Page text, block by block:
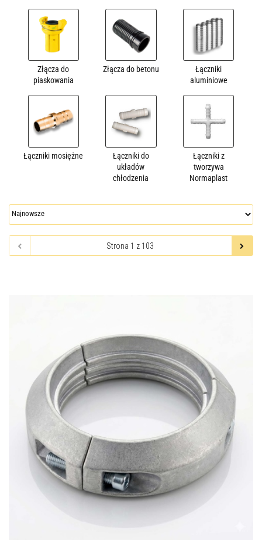
Złącza do
piaskowania
Złącza do betonu
Łączniki
aluminiowe
Łączniki mosiężne
Łączniki do
układów
chłodzenia
Łączniki z
tworzywa
Normaplast